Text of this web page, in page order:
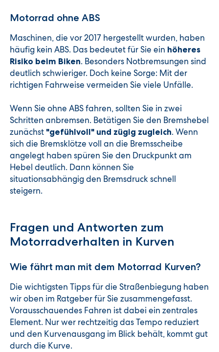
Motorrad ohne ABS
Maschinen, die vor 2017 hergestellt wurden, haben
häufig kein ABS. Das bedeutet für Sie ein höheres
Risiko beim Biken. Besonders Notbremsungen sind
deutlich schwieriger. Doch keine Sorge: Mit der
richtigen Fahrweise vermeiden Sie viele Unfälle.
Wenn Sie ohne ABS fahren, sollten Sie in zwei
Schritten anbremsen. Betätigen Sie den Bremshebel
zunächst "gefühlvoll" und zügig zugleich. Wenn
sich die Bremsklötze voll an die Bremsscheibe
angelegt haben spüren Sie den Druckpunkt am
Hebel deutlich. Dann können Sie
situationsabhängig den Bremsdruck schnell
steigern.
Fragen und Antworten zum
Motorradverhalten in Kurven
Wie fährt man mit dem Motorrad Kurven?
Die wichtigsten Tipps für die Straßenbiegung haben
wir oben im Ratgeber für Sie zusammengefasst.
Vorausschauendes Fahren ist dabei ein zentrales
Element. Nur wer rechtzeitig das Tempo reduziert
und den Kurvenausgang im Blick behält, kommt gut
durch die Kurve.